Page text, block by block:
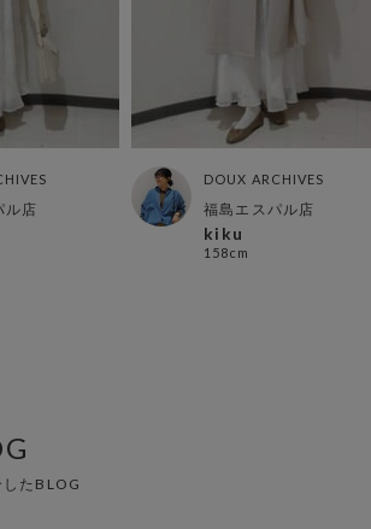
ル店
DOUX ARCHIVES
福島エスパル店
kiku
158cm
たBLOG